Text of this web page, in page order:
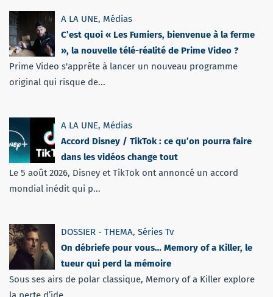
A LA UNE, Médias
C’est quoi « Les Fumiers, bienvenue à la ferme
», la nouvelle télé-réalité de Prime Video ?
Prime Video s'apprête à lancer un nouveau programme
original qui risque de...
A LA UNE, Médias
Accord Disney / TikTok : ce qu’on pourra faire
dans les vidéos change tout
Le 5 août 2026, Disney et TikTok ont annoncé un accord
mondial inédit qui p...
DOSSIER - THEMA, Séries Tv
On débriefe pour vous… Memory of a Killer, le
tueur qui perd la mémoire
Sous ses airs de polar classique, Memory of a Killer explore